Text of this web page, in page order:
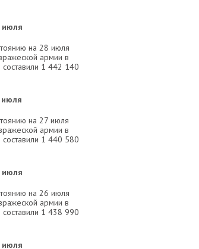
июля
на 28 июля
армии в
составили 1 442 140
июля
на 27 июля
армии в
составили 1 440 580
июля
на 26 июля
армии в
составили 1 438 990
июля